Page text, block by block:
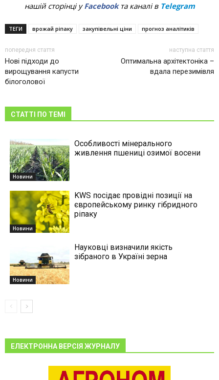
нашій сторінці уFacebookта каналі в Telegram
ТЕГИ врожай ріпаку закупівельні ціни прогноз аналітиків
попередня стаття
Нові підходи до
вирощування капусти
білоголової
наступна стаття
Оптимальна архітектоніка –
вдала перезимівля
СТАТТІ ПО ТЕМІ
Новини
Особливості мінерального
живлення пшениці озимої восени
Новини
KWS посідає провідні позиції на
європейському ринку гібридного
ріпаку
Новини
Науковці визначили якість
зібраного в Україні зерна
ЕЛЕКТРОННА ВЕРСІЯ ЖУРНАЛУ